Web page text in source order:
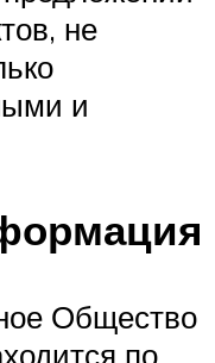
не
и
Общество
по